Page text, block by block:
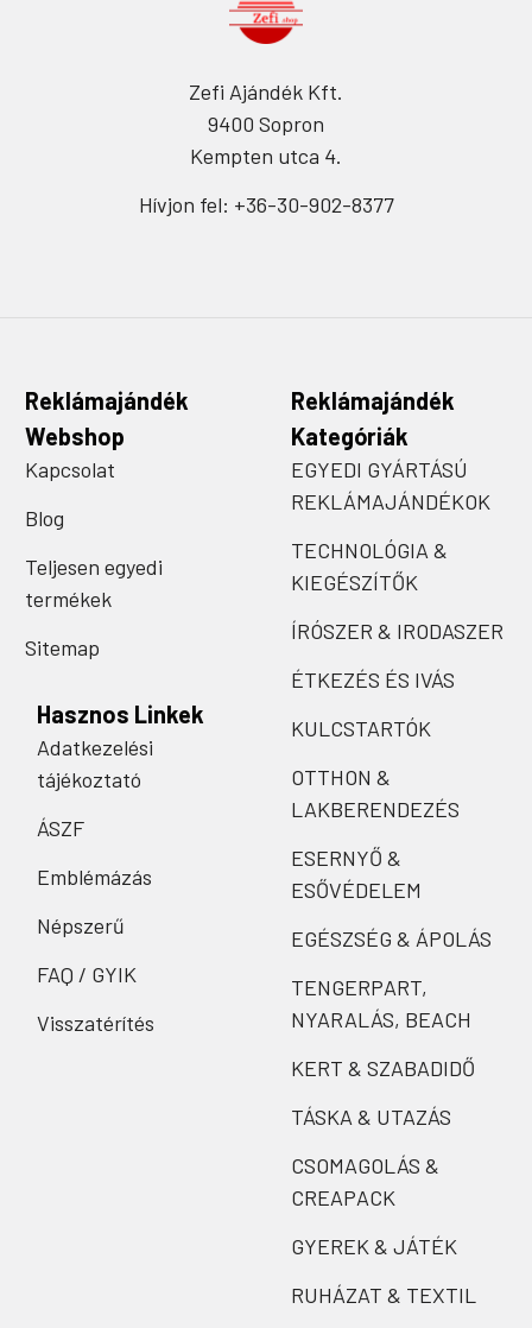
Zefi Ajándék Kft.
9400 Sopron
Kempten utca 4.
Hívjon fel: +36-30-902-8377
Reklámajándék
Webshop
Kapcsolat
Blog
Teljesen egyedi
termékek
Sitemap
Hasznos Linkek
Adatkezelési
tájékoztató
ÁSZF
Emblémázás
Népszerű
FAQ / GYIK
Visszatérítés
Reklámajándék
Kategóriák
EGYEDI GYÁRTÁSÚ
REKLÁMAJÁNDÉKOK
TECHNOLÓGIA &
KIEGÉSZÍTŐK
ÍRÓSZER & IRODASZER
ÉTKEZÉS ÉS IVÁS
KULCSTARTÓK
OTTHON &
LAKBERENDEZÉS
ESERNYŐ &
ESŐVÉDELEM
EGÉSZSÉG & ÁPOLÁS
TENGERPART,
NYARALÁS, BEACH
KERT & SZABADIDŐ
TÁSKA & UTAZÁS
CSOMAGOLÁS &
CREAPACK
GYEREK & JÁTÉK
RUHÁZAT & TEXTIL